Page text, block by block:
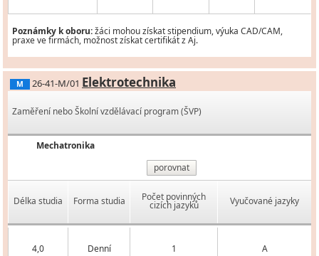
Poznámky k oboru:žáci mohou získat stipendium, výuka CAD/CAM,
praxe ve firmách, možnost získat certifikát z Aj.
M 26-41-M/01 Elektrotechnika
Zaměření nebo Školní vzdělávací program (ŠVP)
Mechatronika
porovnat
Délka studia Forma studia Počet povinných
cizích jazyků Vyučované jazyky
4,0 Denní 1 A